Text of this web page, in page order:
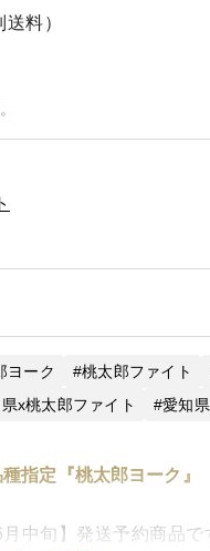
料）
ヨーク 桃太郎ファイト
x桃太郎ファイト 愛知
指定『桃太郎ヨーク』
中旬】発送予約商品で